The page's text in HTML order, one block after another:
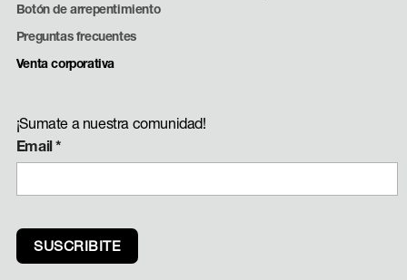
Botón de arrepentimiento
Preguntas frecuentes
Venta corporativa
¡Sumate a nuestra comunidad!
Email*